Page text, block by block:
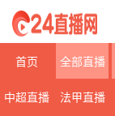
首页 全部直播
中超直播 法甲直播